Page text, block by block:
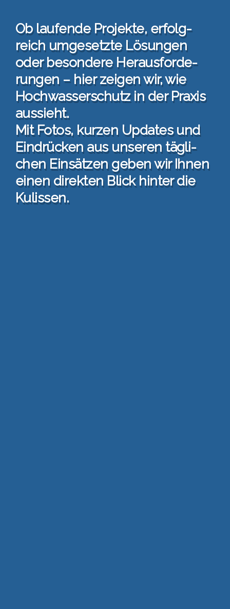
Ob lau­fen­de Pro­jek­te, erfolg­
reich umge­setz­te Lösun­gen
oder beson­de­re Her­aus­for­de­
run­gen – hier zei­gen wir, wie
Hoch­was­ser­schutz in der Pra­xis
aus­sieht.
Mit Fotos, kur­zen Updates und
Ein­drü­cken aus unse­ren täg­li­
chen Ein­sät­zen geben wir Ihnen
einen direk­ten Blick hin­ter die
Kulis­sen.